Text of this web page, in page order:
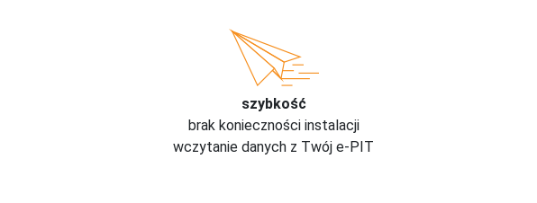
szybkość
brak konieczności instalacji
wczytanie danych z Twój e-PIT